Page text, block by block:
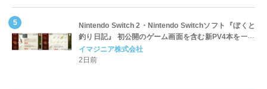
Nintendo Switch 2・Nintendo Switchソフト『ぼくと
釣り日記』 初公開のゲーム画面を含む新PV4本を一挙
公開！
イマジニア株式会社
2日前